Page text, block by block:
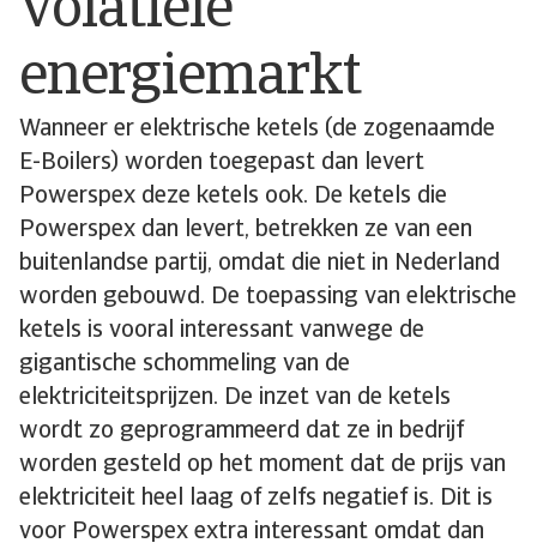
volatiele
energiemarkt
Wanneer er elektrische ketels (de zogenaamde
E-Boilers) worden toegepast dan levert
Powerspex deze ketels ook. De ketels die
Powerspex dan levert, betrekken ze van een
buitenlandse partij, omdat die niet in Nederland
worden gebouwd. De toepassing van elektrische
ketels is vooral interessant vanwege de
gigantische schommeling van de
elektriciteitsprijzen. De inzet van de ketels
wordt zo geprogrammeerd dat ze in bedrijf
worden gesteld op het moment dat de prijs van
elektriciteit heel laag of zelfs negatief is. Dit is
voor Powerspex extra interessant omdat dan